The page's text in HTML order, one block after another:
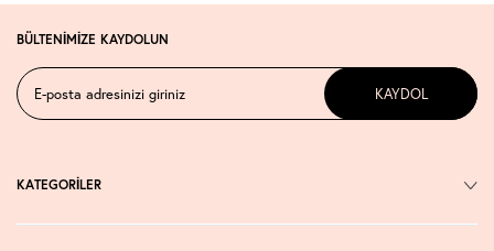
BÜLTENİMİZE KAYDOLUN
KAYDOL
KATEGORİLER